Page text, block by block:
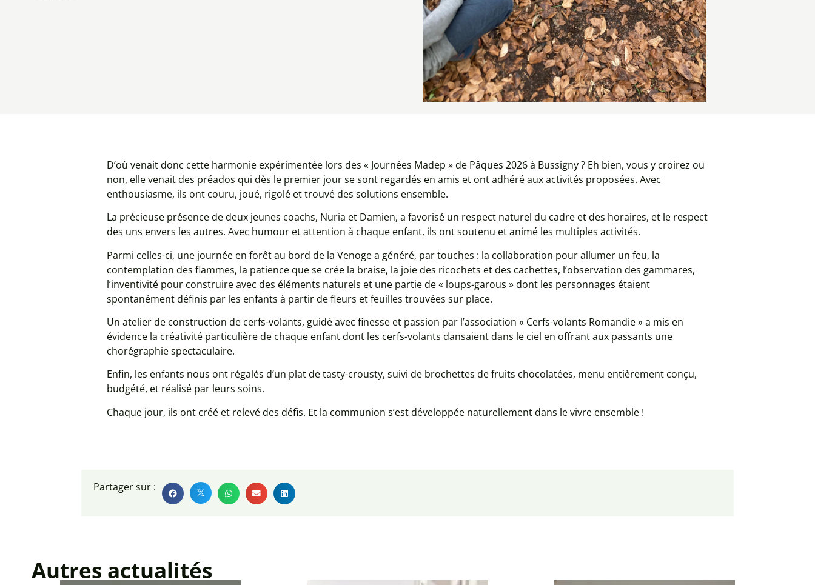
D’où venait donc cette harmonie expérimentée lors des « Journées Madep » de Pâques 2026 à Bussigny ? Eh bien, vous y croirez ou
non, elle venait des préados qui dès le premier jour se sont regardés en amis et ont adhéré aux activités proposées. Avec
enthousiasme, ils ont couru, joué, rigolé et trouvé des solutions ensemble.
La précieuse présence de deux jeunes coachs, Nuria et Damien, a favorisé un respect naturel du cadre et des horaires, et le respect
des uns envers les autres. Avec humour et attention à chaque enfant, ils ont soutenu et animé les multiples activités.
Parmi celles-ci, une journée en forêt au bord de la Venoge a généré, par touches : la collaboration pour allumer un feu, la
contemplation des flammes, la patience que se crée la braise, la joie des ricochets et des cachettes, l’observation des gammares,
l’inventivité pour construire avec des éléments naturels et une partie de « loups-garous » dont les personnages étaient
spontanément définis par les enfants à partir de fleurs et feuilles trouvées sur place.
Un atelier de construction de cerfs-volants, guidé avec finesse et passion par l’association « Cerfs-volants Romandie » a mis en
évidence la créativité particulière de chaque enfant dont les cerfs-volants dansaient dans le ciel en offrant aux passants une
chorégraphie spectaculaire.
Enfin, les enfants nous ont régalés d’un plat de tasty-crousty, suivi de brochettes de fruits chocolatées, menu entièrement conçu,
budgété, et réalisé par leurs soins.
Chaque jour, ils ont créé et relevé des défis. Et la communion s’est développée naturellement dans le vivre ensemble !
Partager sur :
Autres actualités